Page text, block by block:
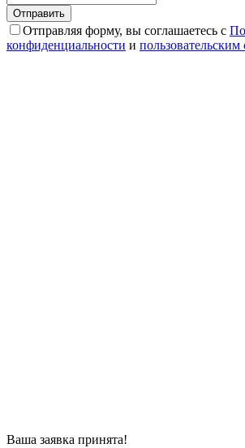
Отправляя форму, вы соглашаетесь с
конфиденциальности и
Ваша заявка принята!